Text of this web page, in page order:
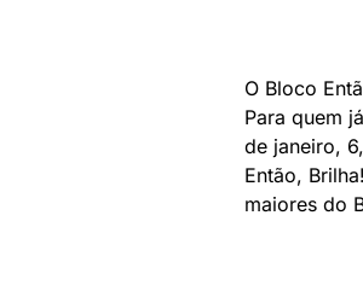
O Bloco
Para quem
de janeiro,
Então,
maiores do